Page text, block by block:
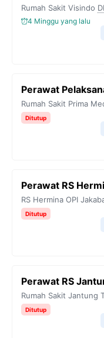
Rumah Sakit Visindo
4 Minggu yang lalu
Perawat
Rumah Sakit Prima
Ditutup
Perawat RS
RS Hermina OPI
Ditutup
Perawat RS
Rumah Sakit Jantung
Ditutup